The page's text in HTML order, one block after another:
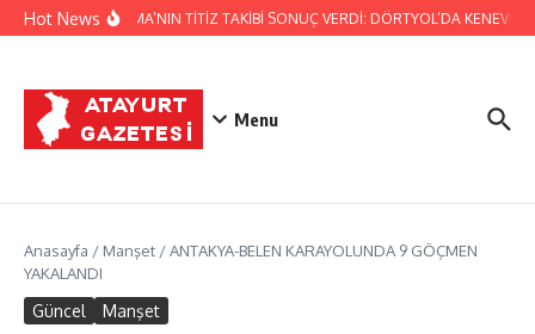
İçeriğe atla
Hot NewsJANDARMA’NIN TİTİZ TAKİBİ SONUÇ VERDİ: DÖRTYOL’DA KENEVİR
Menu
Anasayfa / Manşet /ANTAKYA-BELEN KARAYOLUNDA 9 GÖÇMEN
YAKALANDI
Güncel Manşet